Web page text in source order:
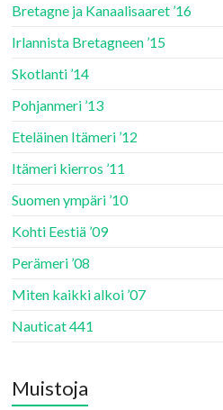
Bretagne ja Kanaalisaaret ’16
Irlannista Bretagneen ’15
Skotlanti ’14
Pohjanmeri ’13
Eteläinen Itämeri ’12
Itämeri kierros ’11
Suomen ympäri ’10
Kohti Eestiä ’09
Perämeri ’08
Miten kaikki alkoi ’07
Nauticat 441
Muistoja